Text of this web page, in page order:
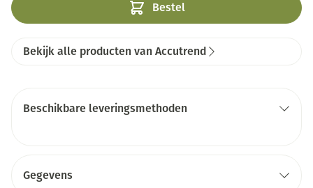
Bestel
Bekijk alle producten van Accutrend
Beschikbare leveringsmethoden
Gegevens